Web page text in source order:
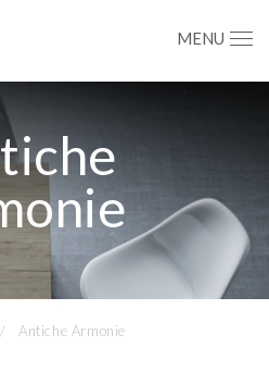
MENU
Antiche Armonie